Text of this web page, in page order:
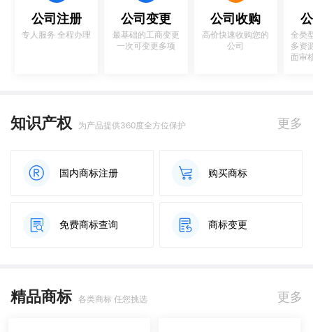
公司注册
专人服务 全程办理
公司变更
最基础的工商变更
一次可变更多项
公司收购
高价快速收购您的
公司
全类
多资
面审
知识产权 为产品提供360度全方位保护 更多
国内商标注册 购买商标
免费商标查询 商标变更
精品商标 各类商标 任您挑选 更多